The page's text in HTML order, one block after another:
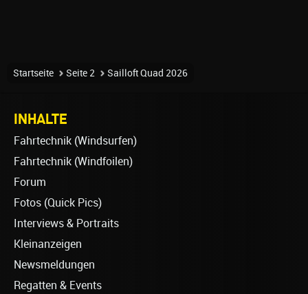
Startseite Seite 2 Sailloft Quad 2026
INHALTE
Fahrtechnik (Windsurfen)
Fahrtechnik (Windfoilen)
Forum
Fotos (Quick Pics)
Interviews & Portraits
Kleinanzeigen
Newsmeldungen
Regatten & Events